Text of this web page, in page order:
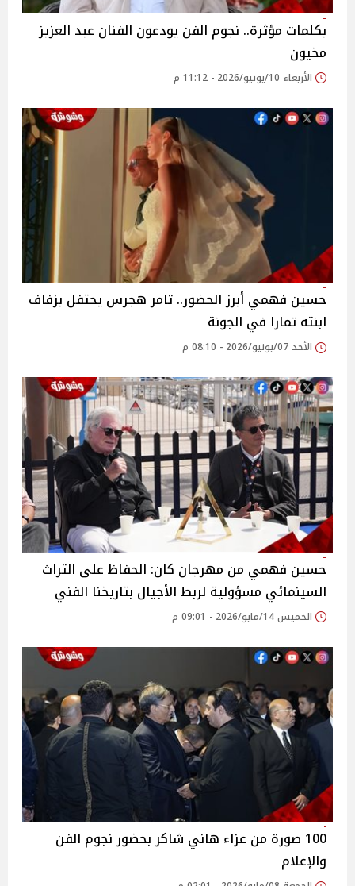
بكلمات مؤثرة.. نجوم الفن يودعون الفنان عبد العزيز
مخيون
الأربعاء 10/يونيو/2026 - 11:12 م
حسين فهمي أبرز الحضور.. تامر هجرس يحتفل بزفاف
ابنته تمارا في الجونة
الأحد 07/يونيو/2026 - 08:10 م
حسين فهمي من مهرجان كان: الحفاظ على التراث
السينمائي مسؤولية لربط الأجيال بتاريخنا الفني
الخميس 14/مايو/2026 - 09:01 م
100 صورة من عزاء هاني شاكر بحضور نجوم الفن
والإعلام